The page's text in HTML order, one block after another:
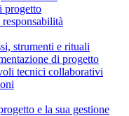
progetto
strumenti e rituali
di progetto
tecnici collaborativi
e la sua gestione